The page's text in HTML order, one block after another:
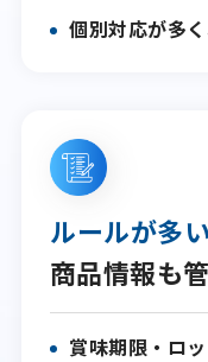
個別対応が多
ルールが多
商品情報も
賞味期限・ロ